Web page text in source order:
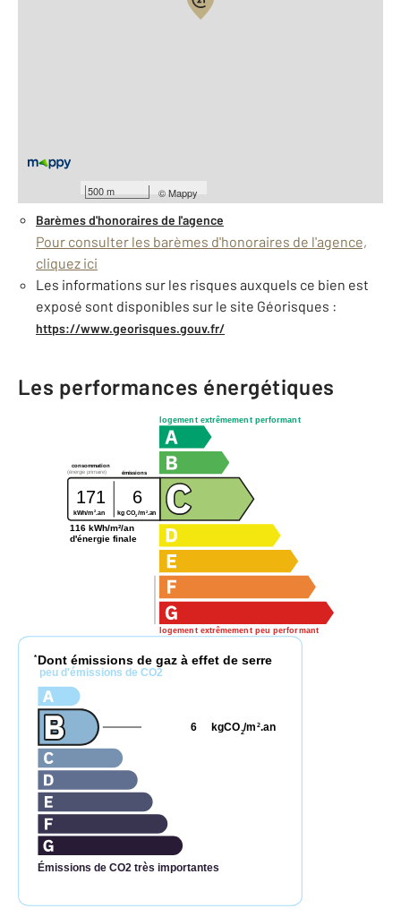
500 m ©Mappy
À savoir
Barèmes d'honoraires de l'agence
Pour consulter les barèmes d'honoraires de l'agence,
cliquez ici
Les informations sur les risques auxquels ce bien est
exposé sont disponibles sur le site Géorisques :
https://www.georisques.gouv.fr/
Les performances énergétiques
logement extrêmement performant
logement extrêmement peu performant
consommation
émissions
(énergie primaire)
171 6
kWh/m 2 .an kg CO2/m2.an
116 kWh/m²/an
d'énergie finale
* Dont émissions de gaz à effet de serre
peu d'émissions de CO2
Émissions de CO2 très importantes
kgCO2/m 2.an
6